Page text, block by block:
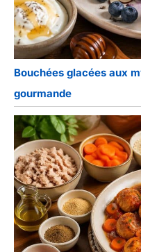
Bouchées glacées aux
gourmande